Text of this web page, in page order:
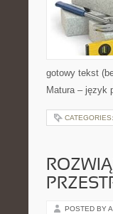
gotowy tekst
Matura – język
CATEGORIES:
POSTED BY